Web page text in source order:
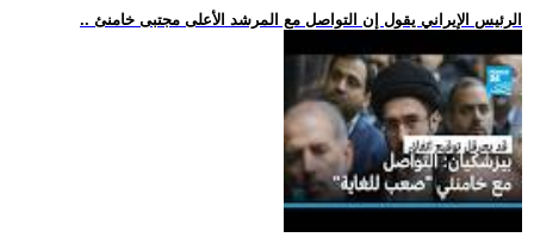
.. الرئيس الإيراني يقول إن التواصل مع المرشد الأعلى مجتبى خامنئ